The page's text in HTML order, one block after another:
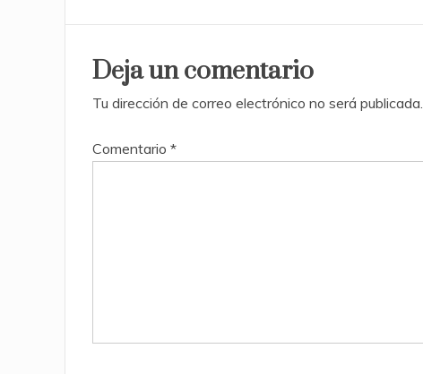
Deja un comentario
Tu dirección de correo electrónico no será publicada.
Comentario *